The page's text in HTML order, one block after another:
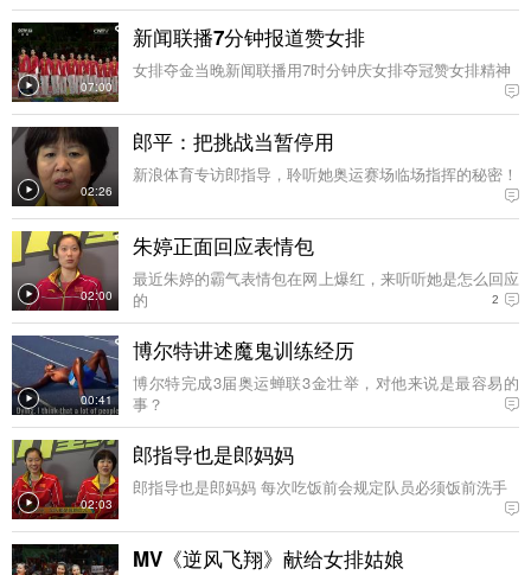
07:00
新闻联播7分钟报道赞女排
女排夺金当晚新闻联播用7时分钟庆女排夺冠赞女排精神
02:26
郎平：把挑战当暂停用
新浪体育专访郎指导，聆听她奥运赛场临场指挥的秘密！
02:00
朱婷正面回应表情包
最近朱婷的霸气表情包在网上爆红，来听听她是怎么回应
的
2
00:41
博尔特讲述魔鬼训练经历
博尔特完成3届奥运蝉联3金壮举，对他来说是最容易的
事？
02:03
郎指导也是郎妈妈
郎指导也是郎妈妈 每次吃饭前会规定队员必须饭前洗手
MV《逆风飞翔》献给女排姑娘